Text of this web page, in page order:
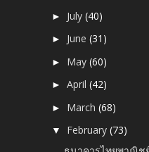
► July(40)
► June(31)
► May(60)
►April(42)
► March(68)
▼ February(73)